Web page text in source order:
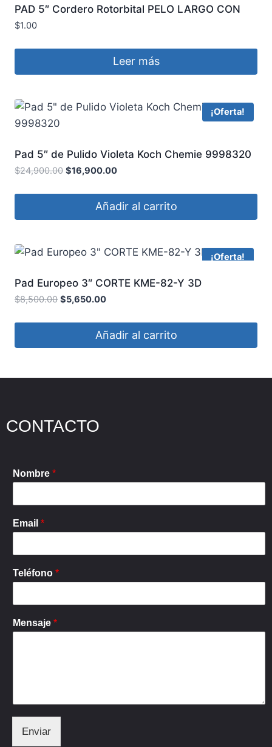
PAD 5″ Cordero Rotorbital PELO LARGO CON
INTERFACE OVERCARS
$1.00
Leer más
¡Oferta!
Pad 5″ de Pulido Violeta Koch Chemie 9998320
$24,900.00 $16,900.00
Añadir al carrito
¡Oferta!
Pad Europeo 3″ CORTE KME-82-Y 3D
$8,500.00 $5,650.00
Añadir al carrito
CONTACTO
Nombre *
Email *
Teléfono *
Mensaje *
Enviar